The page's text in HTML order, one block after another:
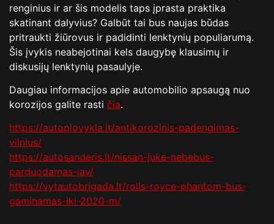
renginius ir ar šis modelis taps įprasta praktika
skatinant dalyvius? Galbūt tai bus naujas būdas
pritraukti žiūrovus ir padidinti lenktynių populiarumą.
Šis įvykis neabejotinai kels daugybę klausimų ir
diskusijų lenktynių pasaulyje.
Daugiau informacijos apie automobilio apsaugą nuo
korozijos galite rasti čia.
https://autoplovykla.lt/antikorozinis-padengimas-
vilnius/
https://autosanderis.lt/nissan-juke-nebebus-
parduodamas-jav/
https://vytautobrigada.lt/rolls-royce-phantom-bus-
gaminamas-iki-2020-m/